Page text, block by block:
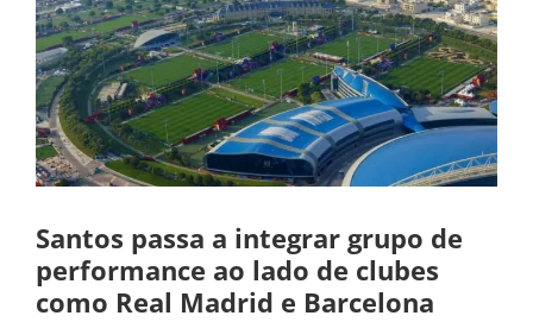
Santos passa a integrar grupo de
performance ao lado de clubes
como Real Madrid e Barcelona